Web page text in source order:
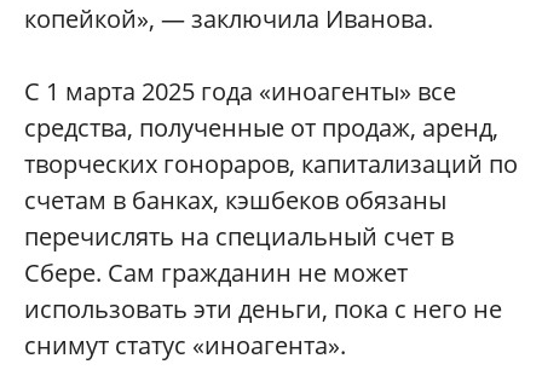
копейкой», — заключила Иванова.
С 1 марта 2025 года «иноагенты» все
средства, полученные от продаж, аренд,
творческих гонораров, капитализаций по
счетам в банках, кэшбеков обязаны
перечислять на специальный счет в
Сбере. Сам гражданин не может
использовать эти деньги, пока с него не
снимут статус «иноагента».